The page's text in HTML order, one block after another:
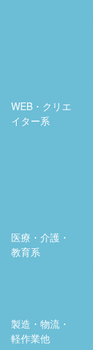
WEB・クリエ
イター系
医療・介護・
教育系
製造・物流・
軽作業他